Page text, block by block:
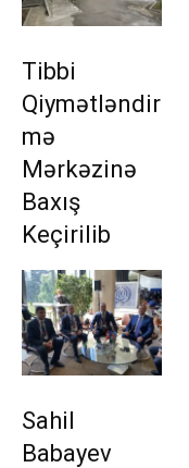
Tibbi
Qiymətləndir
mə
Mərkəzinə
Baxış
Keçirilib
Sahil
Babayev